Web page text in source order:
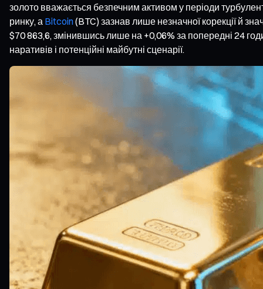
золото вважається безпечним активом у періоди
ринку, а Bitcoin(BTC) зазнав лише незначної корекції й
$70 863,6, змінившись лише на +0,06% за попередні 24
наративів і потенційні майбутні сценарії.